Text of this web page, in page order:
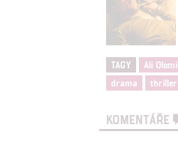
TAGY Ali Olomi
drama
thriller
KOMENTÁŘE